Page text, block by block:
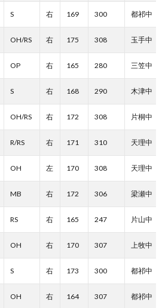
S 右 169 300 都祁中
OH/RS 右 175 308 玉手中
OP 右 165 280 三笠中
S 右 168 290 木津中
OH/RS 右 172 308 片桐中
R/RS 右 171 310 天理中
OH 左 170 308 天理中
MB 右 172 306 梁瀬中
RS 右 165 247 片山中
OH 右 170 307 上牧中
S 右 173 300 都祁中
OH 右 164 307 都祁中